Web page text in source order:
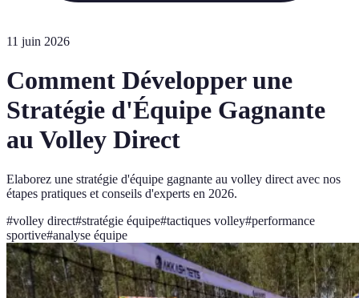
11 juin 2026
Comment Développer une
Stratégie d'Équipe Gagnante
au Volley Direct
Elaborez une stratégie d'équipe gagnante au volley direct avec nos
étapes pratiques et conseils d'experts en 2026.
#volley direct#stratégie équipe#tactiques volley#performance
sportive#analyse équipe